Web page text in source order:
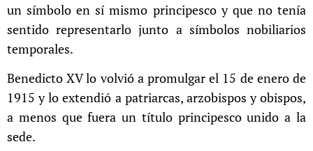
un símbolo en sí mismo principesco y que no tenía
sentido representarlo junto a símbolos nobiliarios
temporales.
Benedicto XV lo volvió a promulgar el 15 de enero de
1915 y lo extendió a patriarcas, arzobispos y obispos,
a menos que fuera un título principesco unido a la
sede.